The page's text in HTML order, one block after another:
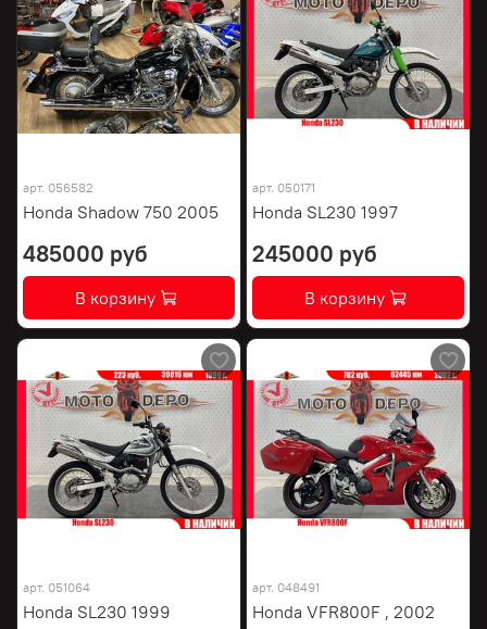
арт. 056582
Honda Shadow 750 2005
485000 руб
В корзину
арт. 050171
Honda SL230 1997
245000 руб
В корзину
арт. 051064
Honda SL230 1999
арт. 048491
Honda VFR800F , 2002